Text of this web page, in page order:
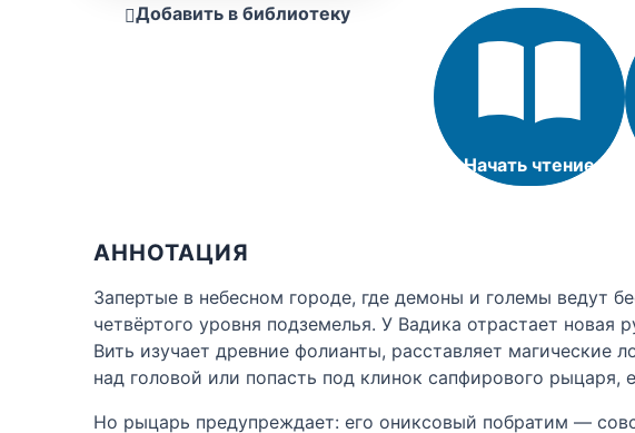
Добавить в библиотеку
Начать чтение
АННОТАЦИЯ
Запертые в небесном городе, где демоны и големы ведут
четвёртого уровня подземелья. У Вадика отрастает
Вить изучает древние фолианты, расставляет
над головой или попасть под клинок сапфирового рыцаря,
Но рыцарь предупреждает: его ониксовый побратим —